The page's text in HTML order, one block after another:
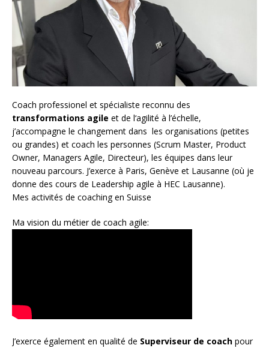
Coach professionel et spécialiste reconnu des
transformations agile et de l‘agilité à l’échelle,
j’accompagne le changement dans les organisations (petites
ou grandes) et coach les personnes (Scrum Master, Product
Owner, Managers Agile, Directeur), les équipes dans leur
nouveau parcours. J’exerce à Paris, Genève et Lausanne (où je
donne des cours de Leadership agile à HEC Lausanne).
Mes activités de coaching en Suisse
Ma vision du métier de coach agile:
J’exerce également en qualité de Superviseur de coach pour